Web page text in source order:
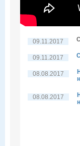
09.11.2017
09.11.2017
08.08.2017
08.08.2017